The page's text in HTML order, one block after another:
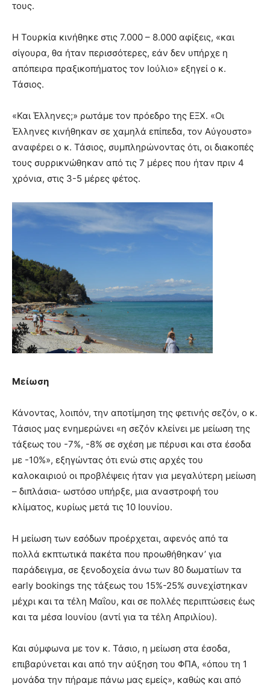
τους.
Η Τουρκία κινήθηκε στις 7.000 – 8.000 αφίξεις, «και
σίγουρα, θα ήταν περισσότερες, εάν δεν υπήρχε η
απόπειρα πραξικοπήματος τον Ιούλιο» εξηγεί ο κ.
Τάσιος.
«Και Έλληνες;» ρωτάμε τον πρόεδρο της ΕΞΧ. «Οι
Έλληνες κινήθηκαν σε χαμηλά επίπεδα, τον Αύγουστο»
αναφέρει ο κ. Τάσιος, συμπληρώνοντας ότι, οι διακοπές
τους συρρικνώθηκαν από τις 7 μέρες που ήταν πριν 4
χρόνια, στις 3-5 μέρες φέτος.
Μείωση
Κάνοντας, λοιπόν, την αποτίμηση της φετινής σεζόν, ο κ.
Τάσιος μας ενημερώνει «η σεζόν κλείνει με μείωση της
τάξεως του -7%, -8% σε σχέση με πέρυσι και στα έσοδα
με -10%», εξηγώντας ότι ενώ στις αρχές του
καλοκαιριού οι προβλέψεις ήταν για μεγαλύτερη μείωση
– διπλάσια- ωστόσο υπήρξε, μια αναστροφή του
κλίματος, κυρίως μετά τις 10 Ιουνίου.
Η μείωση των εσόδων προέρχεται, αφενός από τα
πολλά εκπτωτικά πακέτα που προωθήθηκαν’ για
παράδειγμα, σε ξενοδοχεία άνω των 80 δωματίων τα
early bookings της τάξεως του 15%-25% συνεχίστηκαν
μέχρι και τα τέλη Μαΐου, και σε πολλές περιπτώσεις έως
και τα μέσα Ιουνίου (αντί για τα τέλη Απριλίου).
Και σύμφωνα με τον κ. Τάσιο, η μείωση στα έσοδα,
επιβαρύνεται και από την αύξηση του ΦΠΑ, «όπου τη 1
μονάδα την πήραμε πάνω μας εμείς», καθώς και από